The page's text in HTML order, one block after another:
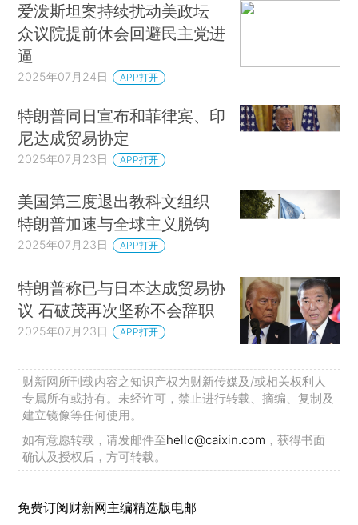
爱泼斯坦案持续扰动美政坛
众议院提前休会回避民主党进
逼
2025年07月24日 APP打开
特朗普同日宣布和菲律宾、印
尼达成贸易协定
2025年07月23日 APP打开
美国第三度退出教科文组织
特朗普加速与全球主义脱钩
2025年07月23日 APP打开
特朗普称已与日本达成贸易协
议 石破茂再次坚称不会辞职
2025年07月23日 APP打开
财新网所刊载内容之知识产权为财新传媒及/或相关权利人
专属所有或持有。未经许可，禁止进行转载、摘编、复制及
建立镜像等任何使用。
如有意愿转载，请发邮件至hello@caixin.com ，获得书面
确认及授权后，方可转载。
免费订阅财新网主编精选版电邮